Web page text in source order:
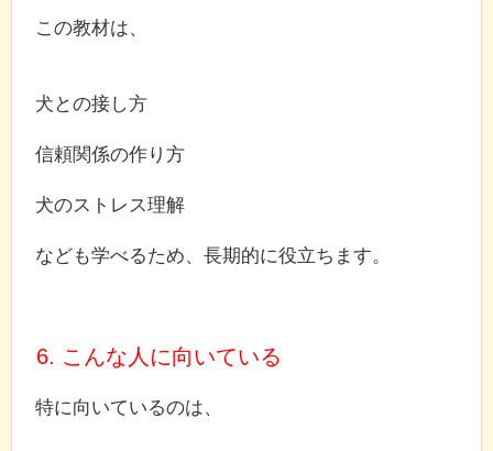
この教材は、
犬との接し方
信頼関係の作り方
犬のストレス理解
なども学べるため、長期的に役立ちます。
6. こんな人に向いている
特に向いているのは、